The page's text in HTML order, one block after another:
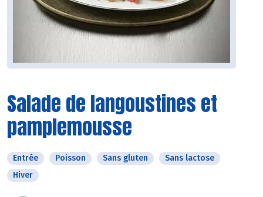
Salade de langoustines et
pamplemousse
Entrée Poisson Sans gluten
Sans lactose
Hiver